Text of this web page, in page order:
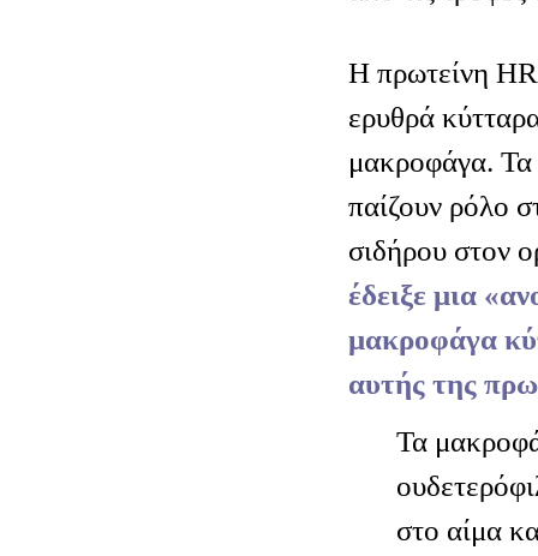
Η πρωτείνη
ερυθρά
μακροφάγα.
παίζουν ρόλο
σιδήρου στον
έδειξε μια
μακροφάγα
αυτής της
Τα
στο αίμα